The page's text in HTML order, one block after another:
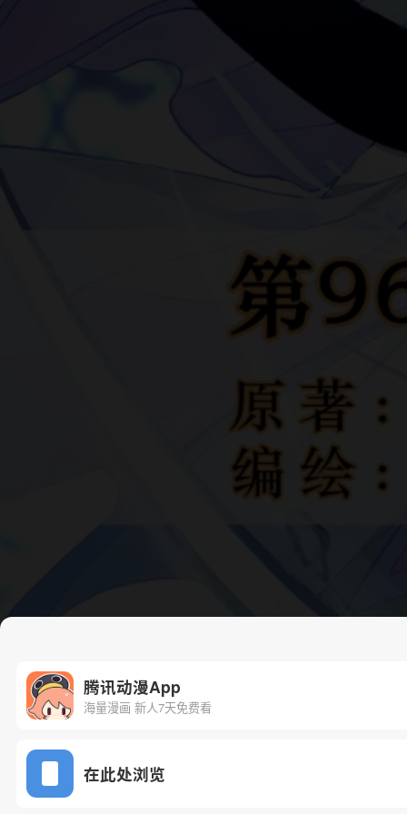
腾讯动漫App
海量漫画 新人7天免费看
在此处浏览